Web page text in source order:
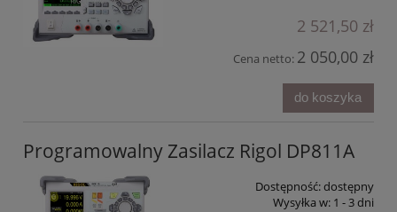
2 521,50 zł
Cena netto: 2 050,00 zł
do koszyka
Programowalny Zasilacz Rigol DP811A
Dostępność:dostępny
Wysyłka w: 1 - 3 dni